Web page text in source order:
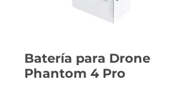
Batería para Drone
Phantom 4 Pro